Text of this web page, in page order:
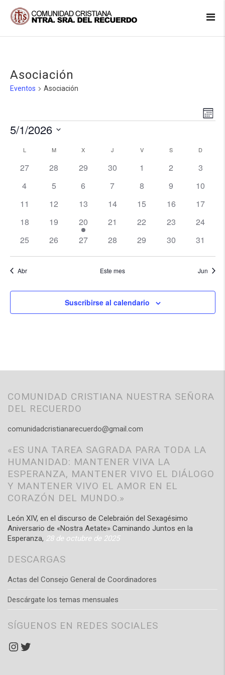
Asociación
Eventos Asociación
de
Mes
Eventos
5/1/2026
fecha.
Calendario
de
Eventos
L MMARTES X MIÉRCOLES
J VVIERNES S D
0
27
0
28
0
29
0
30
0
1
0
2
0
3
0
4
0
5
0
6
0
7
0
8
0
9
0
10
0
11
0
12
0
13
0
14
0
15
0
16
0
17
0
18
0
19
1
evento
20
0
21
0
22
0
23
0
24
0
25
0
26
0
27
0
28
0
29
0
30
0
31
Abr Este mes Jun
Suscribirse al calendario
COMUNIDAD CRISTIANA NUESTRA SEÑORA
DEL RECUERDO
comunidadcristianarecuerdo@gmail.com
«ES UNA TAREA SAGRADA PARA TODA LA
HUMANIDAD: MANTENER VIVA LA
ESPERANZA, MANTENER VIVO EL DIÁLOGO
Y MANTENER VIVO EL AMOR EN EL
CORAZÓN DEL MUNDO.»
León XIV, en el discurso de Celebraión del Sexagésimo
Aniversario de «Nostra Aetate» Caminando Juntos en la
Esperanza, 28 de octubre de 2025
DESCARGAS
Actas del Consejo General de Coordinadores
Descárgate los temas mensuales
SÍGUENOS EN REDES SOCIALES
Instagram
Twitter